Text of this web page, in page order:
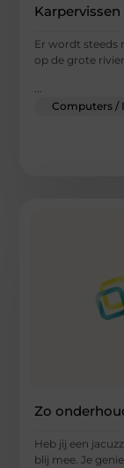
Er wordt steeds
op de grote
...
Computers /
Zo
Heb jij een
blij mee. Je